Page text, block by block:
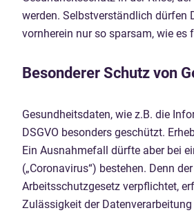
werden. Selbstverständlich dürfen
vornherein nur so sparsam, wie es
Besonderer Schutz von
Gesundheitsdaten, wie z.B. die
DSGVO besonders geschützt.
Ein Ausnahmefall dürfte aber bei
(„Coronavirus“) bestehen. Denn
Arbeitsschutzgesetz verpflichtet,
Zulässigkeit der